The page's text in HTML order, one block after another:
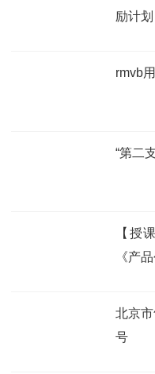
励计划
rmvb
“第二
【授
《产
北京
号